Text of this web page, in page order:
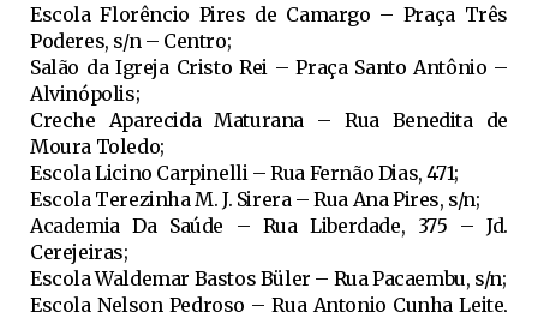
Escola Florêncio Pires de Camargo – Praça Três
Poderes, s/n – Centro;
Salão da Igreja Cristo Rei – Praça Santo Antônio –
Alvinópolis;
Creche Aparecida Maturana – Rua Benedita de
Moura Toledo;
Escola Licino Carpinelli – Rua Fernão Dias, 471;
Escola Terezinha M. J. Sirera – Rua Ana Pires, s/n;
Academia Da Saúde – Rua Liberdade, 375 – Jd.
Cerejeiras;
Escola Waldemar Bastos Büler – Rua Pacaembu, s/n;
Escola Nelson Pedroso – Rua Antonio Cunha Leite,